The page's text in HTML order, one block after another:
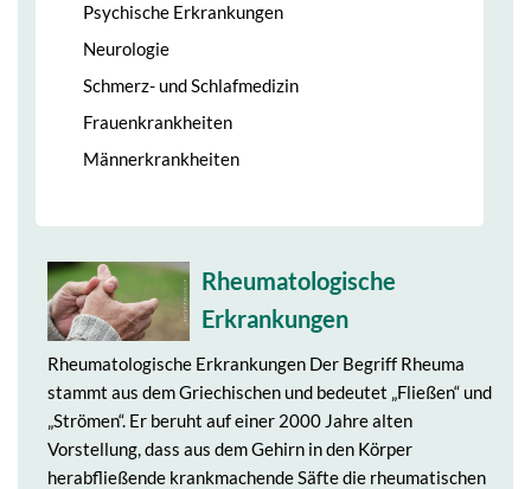
Psychische Erkrankungen
Neurologie
Schmerz- und Schlafmedizin
Frauenkrankheiten
Männerkrankheiten
Rheumatologische
Erkrankungen
Rheumatologische Erkrankungen Der Begriff Rheuma
stammt aus dem Griechischen und bedeutet „Fließen“ und
„Strömen“. Er beruht auf einer 2000 Jahre alten
Vorstellung, dass aus dem Gehirn in den Körper
herabfließende krankmachende Säfte die rheumatischen